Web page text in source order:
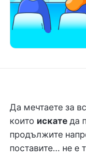
Да мечтаете за
които искате да
продължите
поставите... не е